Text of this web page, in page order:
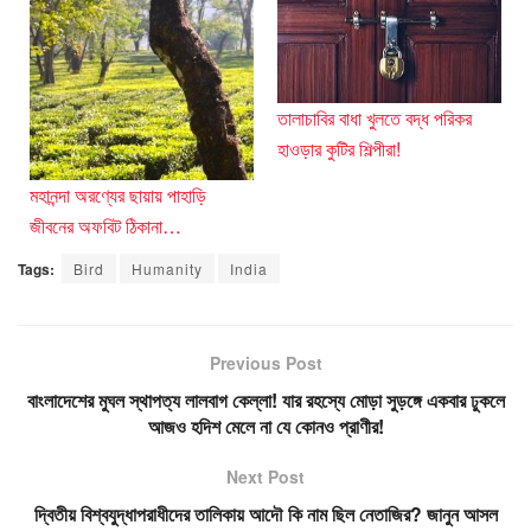
মহানন্দা অরণ্যের ছায়ায় পাহাড়ি
জীবনের অফবিট ঠিকানা…
তালাচাবির বাধা খুলতে বদ্ধ পরিকর
হাওড়ার কুটির শিল্পীরা!
Tags: Bird Humanity India
Previous Post
বাংলাদেশের মুঘল স্থাপত্য লালবাগ কেল্লা! যার রহস্যে মোড়া সুড়ঙ্গে একবার ঢুকলে
আজও হদিশ মেলে না যে কোনও প্রাণীর!
Next Post
দ্বিতীয় বিশ্বযুদ্ধাপরাধীদের তালিকায় আদৌ কি নাম ছিল নেতাজির? জানুন আসল